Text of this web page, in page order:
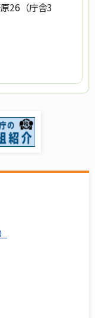
26（庁舎3